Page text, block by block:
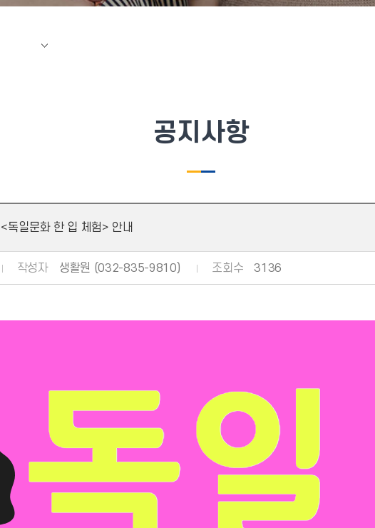
공지사항
독일문화 한 입 체험> 안내
작성자 생활원 (032-835-9810) 조회수 3136